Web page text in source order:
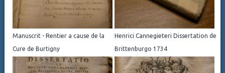
Manuscrit - Rentier a cause de la
Cure de Burtigny
Henrici Cannegieteri Dissertation de
Brittenburgo 1734